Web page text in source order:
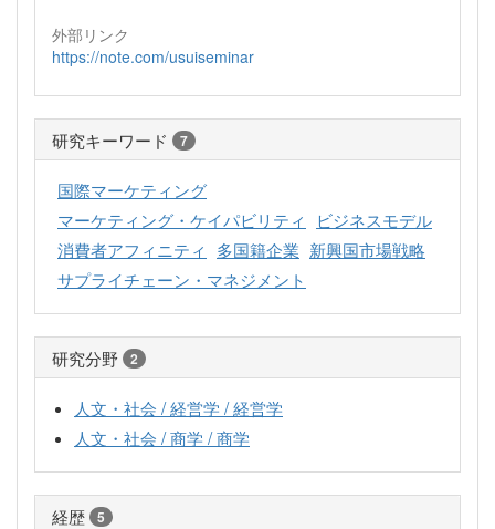
外部リンク
https://note.com/usuiseminar
研究キーワード 7
国際マーケティング
マーケティング・ケイパビリティ
ビジネスモデル
消費者アフィニティ 多国籍企業 新興国市場戦略
サプライチェーン・マネジメント
研究分野 2
人文・社会 / 経営学 / 経営学
人文・社会 / 商学 / 商学
経歴 5